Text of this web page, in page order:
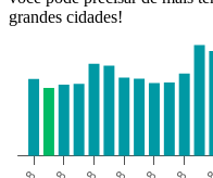
grandes cidades!